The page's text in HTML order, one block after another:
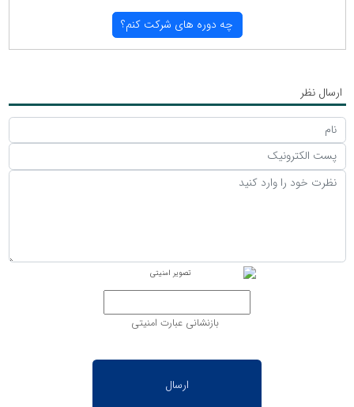
چه دوره های شركت كنم؟
ارسال نظر
بازنشانی عبارت امنیتی